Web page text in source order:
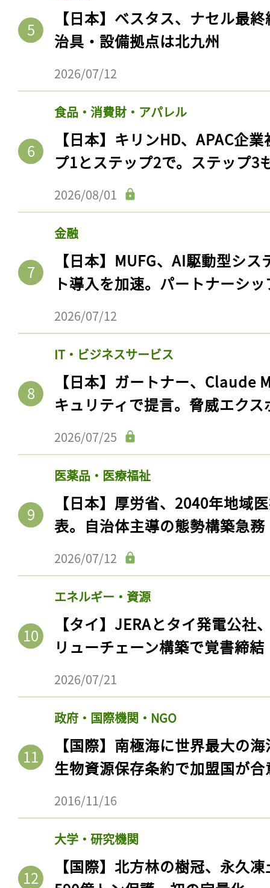
【日本】ベスタス、ナセル最
治具・設備拠点は北九州
2026/07/12
食品・消費財・アパレル
【日本】キリンHD、APAC企
プ1とステップ2で。ステップ3
2026/08/01
金融
【日本】MUFG、AI駆動型シ
ト導入を加速。パートナーシ
2026/07/12
IT・ビジネスサービス
【日本】ガートナー、Claude
キュリティで提言。脅威エク
2026/07/25
医薬品・医療福祉
【日本】厚労省、2040年地域
表。自治体主導の態勢構築急務
2026/07/12
エネルギー・資源
【タイ】JERAとタイ発電公社
リューチェーン構築で覚書締結
2026/07/21
政府・国際機関・NGO
【国際】南極海に世界最大の
生物資源保存条約で加盟国が合
2016/11/16
大学・研究機関
【国際】北方林の樹冠、永久